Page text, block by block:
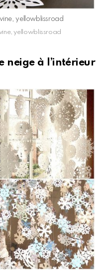
yellowblissroad
yellowblissroad
neige à l’intérieur